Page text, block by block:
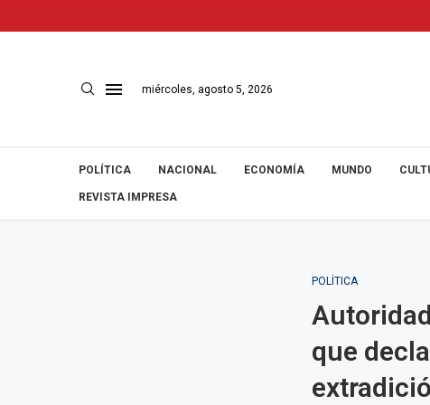
miércoles, agosto 5, 2026
POLÍTICA NACIONAL ECONOMÍA MUNDO
REVISTA IMPRESA
POLÍTICA
que